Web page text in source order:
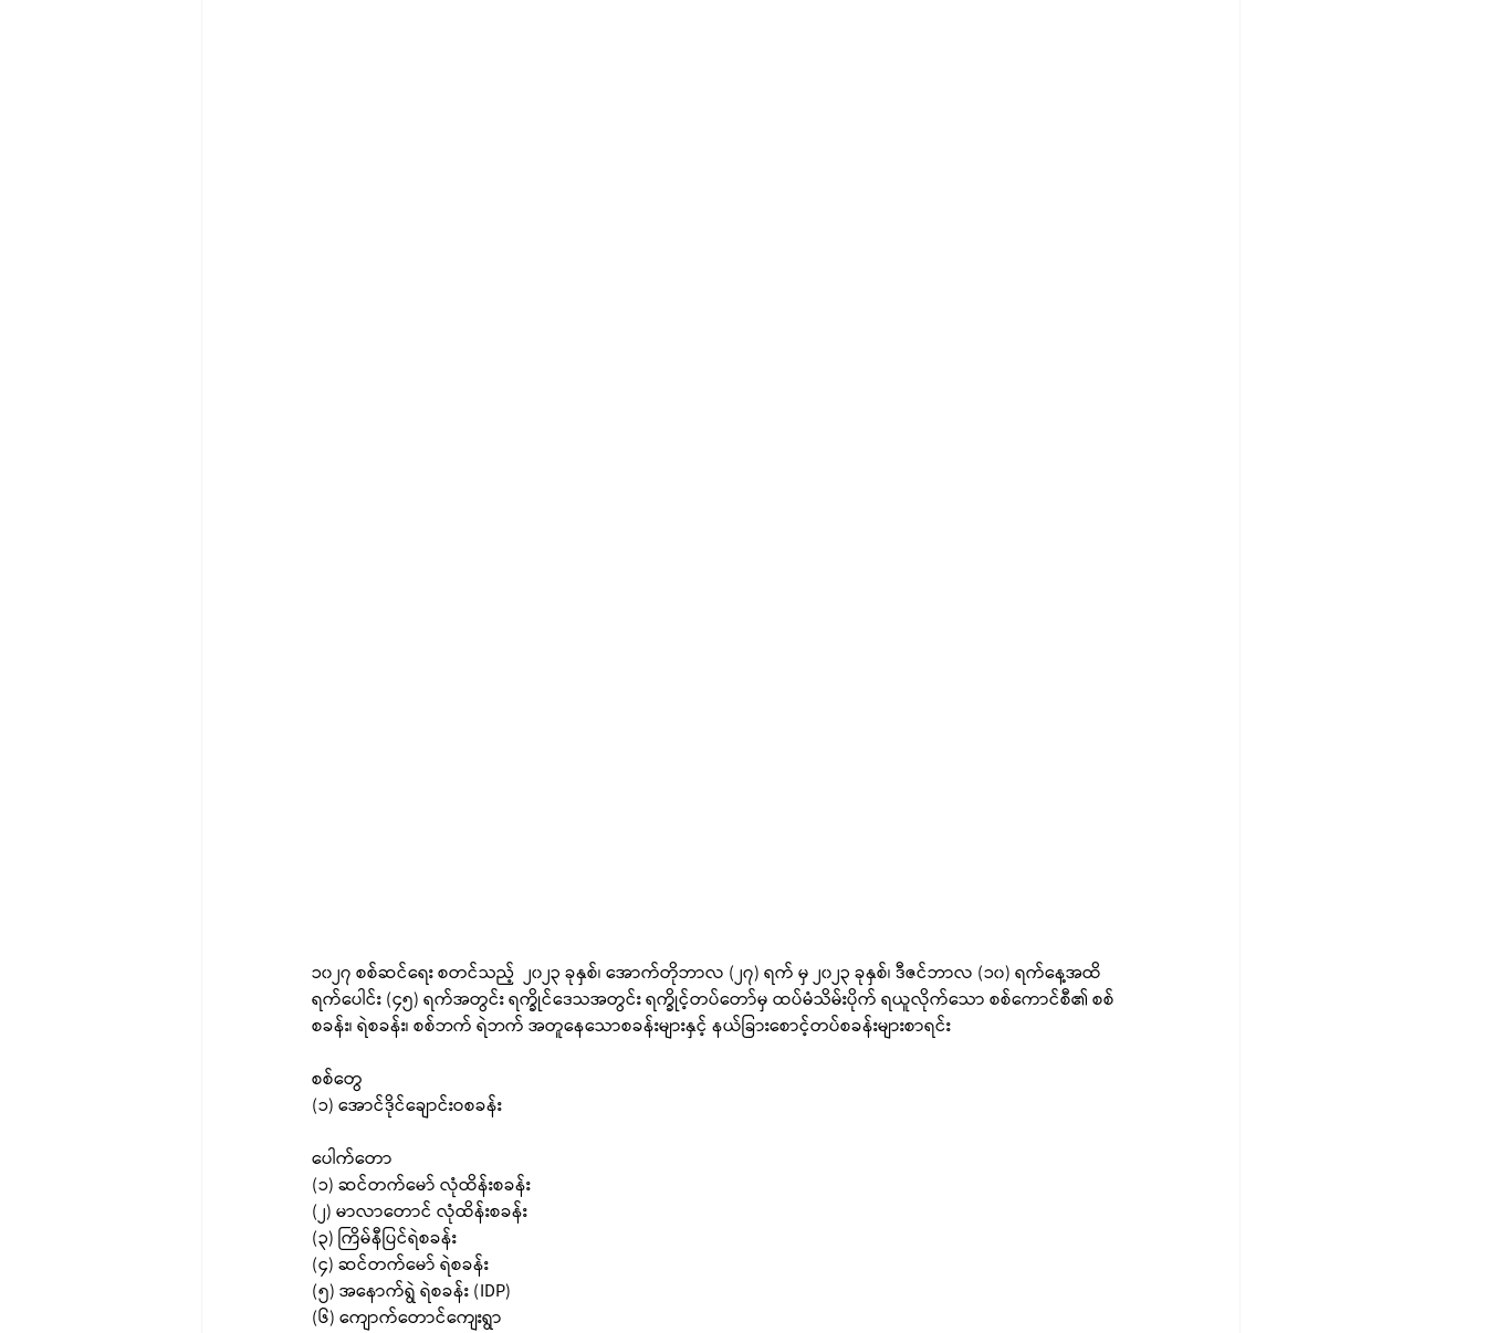
၁၀၂၇ စစ်ဆင်ရေး စတင်သည့်  ၂၀၂၃ ခုနှစ်၊ အောက်တိုဘာလ (၂၇) ရက် မှ ၂၀၂၃ ခုနှစ်၊ ဒီဇင်ဘာလ (၁၀) ရက်နေ့အထိ
ရက်ပေါင်း (၄၅) ရက်အတွင်း ရက္ခိုင်ဒေသအတွင်း ရက္ခိုင့်တပ်တော်မှ ထပ်မံသိမ်းပိုက် ရယူလိုက်သော စစ်ကောင်စီ၏ စစ်
စခန်း၊ ရဲစခန်း၊ စစ်ဘက် ရဲဘက် အတူနေသောစခန်းများနှင့် နယ်ခြားစောင့်တပ်စခန်းများစာရင်း
စစ်တွေ
(၁) အောင်ဒိုင်ချောင်းဝစခန်း
ပေါက်တော
(၁) ဆင်တက်မော် လုံထိန်းစခန်း
(၂) မာလာတောင် လုံထိန်းစခန်း
(၃) ကြိမ်နီပြင်ရဲစခန်း
(၄) ဆင်တက်မော် ရဲစခန်း
(၅) အနောက်ရွဲ ရဲစခန်း (IDP)
(၆) ကျောက်တောင်ကျေးရွာ